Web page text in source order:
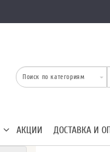
АКЦИИ ДОСТАВКА И